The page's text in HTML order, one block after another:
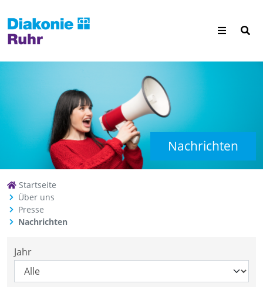
Nachrichten
Startseite
Über uns
Presse
Nachrichten
Jahr